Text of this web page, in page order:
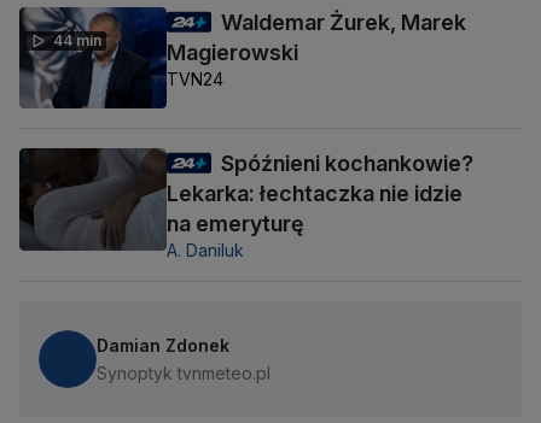
44 min
Waldemar Żurek, Marek
Magierowski
TVN24
Spóźnieni kochankowie?
Lekarka: łechtaczka nie idzie
na emeryturę
A. Daniluk
Damian Zdonek
Synoptyk tvnmeteo.pl